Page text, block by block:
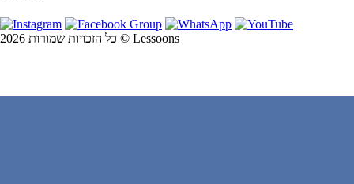
כל הזכויות שמורות 2026 © Lessoons